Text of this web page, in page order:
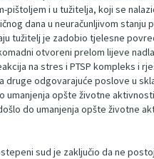
pištoljem i u tužitelja, koji se
dana u neuračunljivom
tužitelj je zadobio tjelesne
otvoreni prelom lijeve
na stres i PTSP kompleks i
odgovarajuće poslove u
opšte životne
do umanjenja opšte životne
sud je zaključio da ne